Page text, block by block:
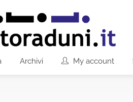
Archivi My account